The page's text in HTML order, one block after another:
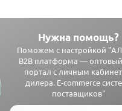
Нужна помощь?
Поможем с настройкой
B2B платформа —
портал с личным
дилера. E-commerce
поставщиков"